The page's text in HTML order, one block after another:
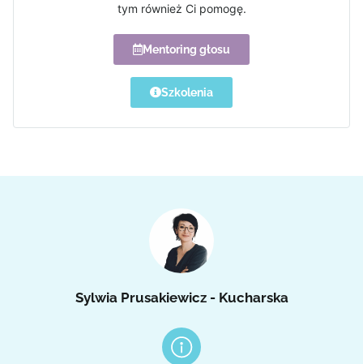
tym również Ci pomogę.
Mentoring głosu
Szkolenia
Sylwia Prusakiewicz - Kucharska